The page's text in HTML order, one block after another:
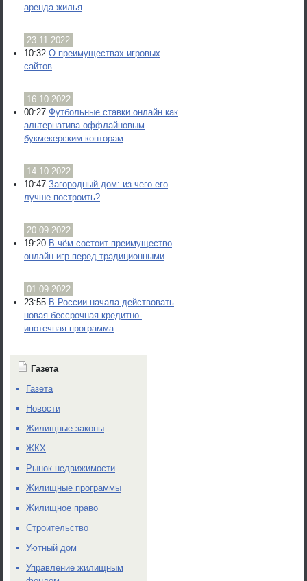
аренда жилья
23.11.2022
10:32 О преимуществах игровых
сайтов
16.10.2022
00:27 Футбольные ставки онлайн как
альтернатива оффлайновым
букмекерским конторам
14.10.2022
10:47 Загородный дом: из чего его
лучше построить?
20.09.2022
19:20 В чём состоит преимущество
онлайн-игр перед традиционными
01.09.2022
23:55 В России начала действовать
новая бессрочная кредитно-
ипотечная программа
Газета
Газета
Новости
Жилищные законы
ЖКХ
Рынок недвижимости
Жилищные программы
Жилищное право
Строительство
Уютный дом
Управление жилищным